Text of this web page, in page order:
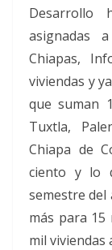
Desarrollo
asignadas
Chiapas,
viviendas y
que suman
Tuxtla,
Chiapa de
ciento y lo
semestre del
más para 15
mil viviendas